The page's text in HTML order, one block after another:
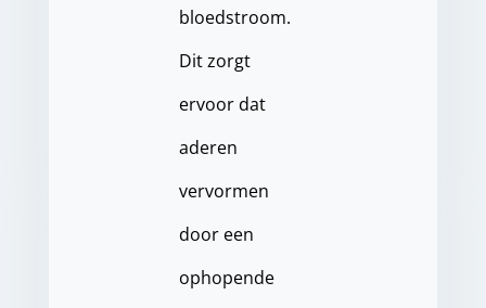
bloedstroom.
Dit zorgt
ervoor dat
aderen
vervormen
door een
ophopende